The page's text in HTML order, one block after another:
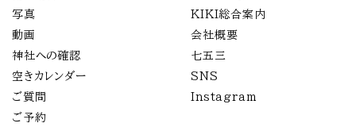
写真
動画
神社への確認
空きカレンダー
ご質問
ご予約
KIKI総合案内
会社概要
七五三
SNS
Instagram